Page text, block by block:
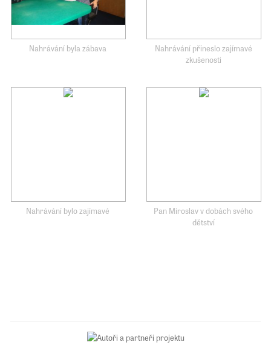
Nahrávání byla zábava
Nahrávání přineslo zajímavé
zkušenosti
Nahrávání bylo zajímavé
Pan Miroslav v dobách svého
dětství